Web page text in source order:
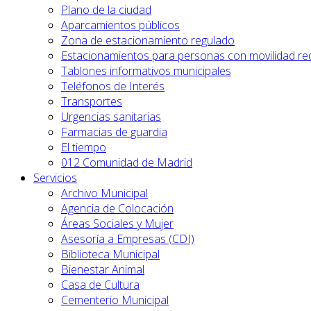
Plano de la ciudad
Aparcamientos públicos
Zona de estacionamiento regulado
Estacionamientos para personas con movilidad
Tablones informativos municipales
Teléfonos de Interés
Transportes
Urgencias sanitarias
Farmacias de guardia
El tiempo
012 Comunidad de Madrid
Servicios
Archivo Municipal
Agencia de Colocación
Áreas Sociales y Mujer
Asesoría a Empresas (CDI)
Biblioteca Municipal
Bienestar Animal
Casa de Cultura
Cementerio Municipal